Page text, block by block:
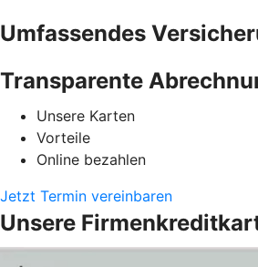
Umfassendes
Transparente
Unsere Karten
Vorteile
Online bezahlen
Jetzt Termin vereinbaren
Unsere